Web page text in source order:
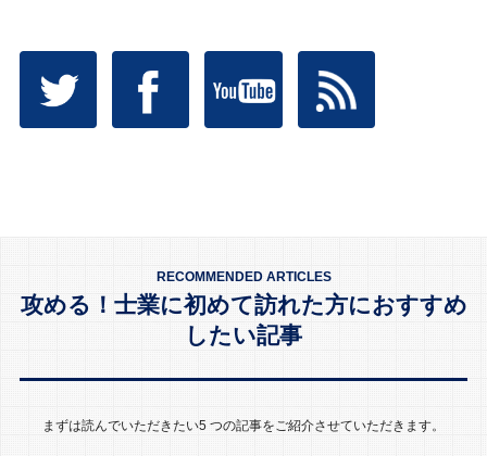
RECOMMENDED ARTICLES
攻める！士業に初めて訪れた方におすすめ
したい記事
まずは読んでいただきたい5 つの記事をご紹介させていただきます。